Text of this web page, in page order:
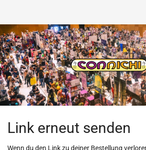
Inhalt
springen
Link erneut senden
Wenn du den Link zu deiner Bestellung